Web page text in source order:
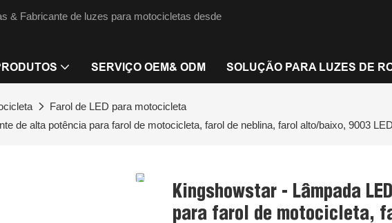
& Fabricante de luzes para motocicletas desde
SERVIÇO OEM& ODM SOLUÇÃO PARA LUZES DE
Farol de LED para motocicleta
de alta potência para farol de motocicleta, farol de neblina, farol alto/baixo, 9003
Kingshowstar - Lâmpada
para farol de motocicleta,